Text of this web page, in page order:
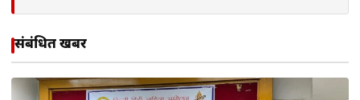
संबंधित खबरें